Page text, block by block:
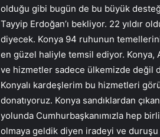
olduğu gibi bugün de bu büyük
Tayyip Erdoğan’ı bekliyor. 22 yıldır
diyecek. Konya 94 ruhunun
en güzel haliyle temsil ediyor. Konya,
ve hizmetler sadece ülkemizde değil
Konyalı kardeşlerim bu hizmetleri
donatıyoruz. Konya sandıklardan
yolunda Cumhurbaşkanımızla hep
olmaya geldik diyen iradeyi ve duruşu